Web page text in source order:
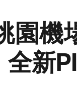
園機
新